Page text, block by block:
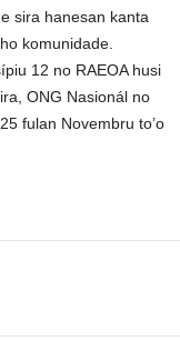
sira hanesan kanta
komunidade.
12 no RAEOA husi
ONG Nasionál no
fulan Novembru to’o